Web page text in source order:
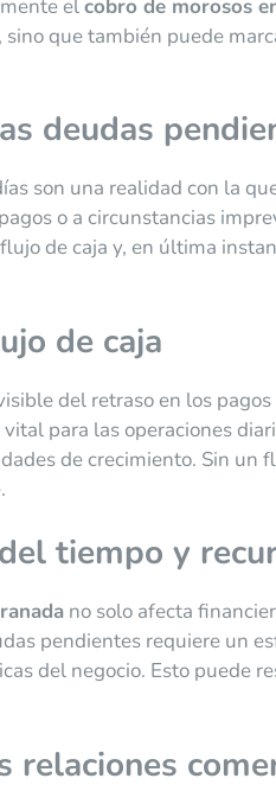
elcobro de morosos
que también puede
deudas
son una realidad con la
o a circunstancias
de caja y, en última
de caja
del retraso en los
para las operaciones
de crecimiento. Sin un
tiempo y
no solo afecta
pendientes requiere un
del negocio. Esto puede
relaciones